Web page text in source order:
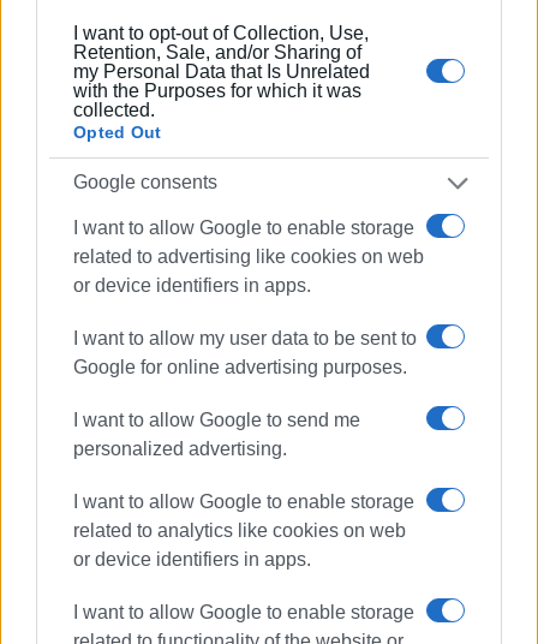
I want to opt-out of Collection, Use,
Retention, Sale, and/or Sharing of
my Personal Data that Is Unrelated
with the Purposes for which it was
collected.
Opted Out
Google consents
I want to allow Google to enable storage
related to advertising like cookies on web
or device identifiers in apps.
I want to allow my user data to be sent to
Google for online advertising purposes.
I want to allow Google to send me
personalized advertising.
I want to allow Google to enable storage
related to analytics like cookies on web
or device identifiers in apps.
I want to allow Google to enable storage
ΒΑΣΙΛΗΣ ΠΑΝΤΑΖΟΠΟΥΛΟΣ
Ο Βασίλης Πανταζόπουλος είναι απόφοιτος του
τμήματος Μεσογειακών Σπουδών του
στις Διεθνείς Σχέσεις. Επιπλέον, είναι κάτοχος
Μεταπτυχιακού Τίτλου από το Πανεπιστήμιο του
Readingστις Στρατηγικές Σπουδές.
Facebook
Συνδρομητές στο e-paper